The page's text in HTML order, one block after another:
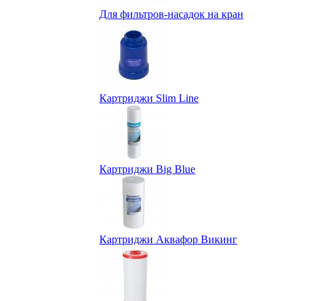
Для фильтров-насадок на кран
Картриджи Slim Line
Картриджи Big Blue
Картриджи Аквафор Викинг